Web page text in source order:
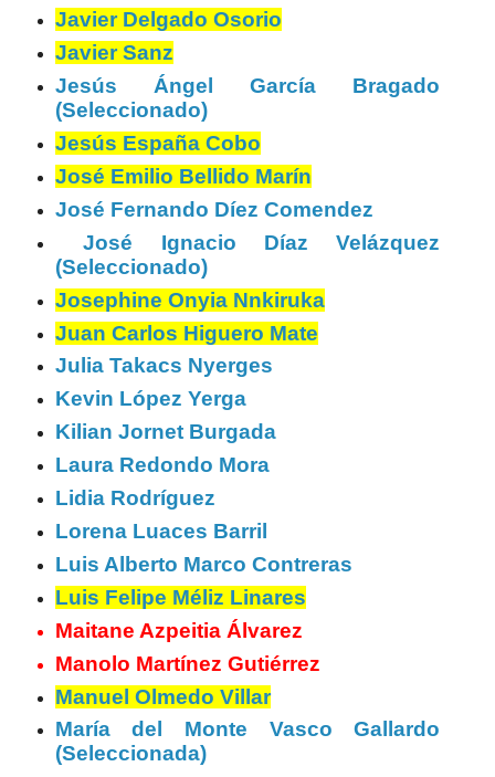
Javier Delgado Osorio
Javier Sanz
Jesús Ángel García Bragado
(Seleccionado)
Jesús España Cobo
José Emilio Bellido Marín
José Fernando Díez Comendez
José Ignacio Díaz Velázquez
(Seleccionado)
Josephine Onyia Nnkiruka
Juan Carlos Higuero Mate
Julia Takacs Nyerges
Kevin López Yerga
Kilian Jornet Burgada
Laura Redondo Mora
Lidia Rodríguez
Lorena Luaces Barril
Luis Alberto Marco Contreras
Luis Felipe Méliz Linares
Maitane Azpeitia Álvarez
Manolo Martínez Gutiérrez
Manuel Olmedo Villar
María del Monte Vasco Gallardo
(Seleccionada)